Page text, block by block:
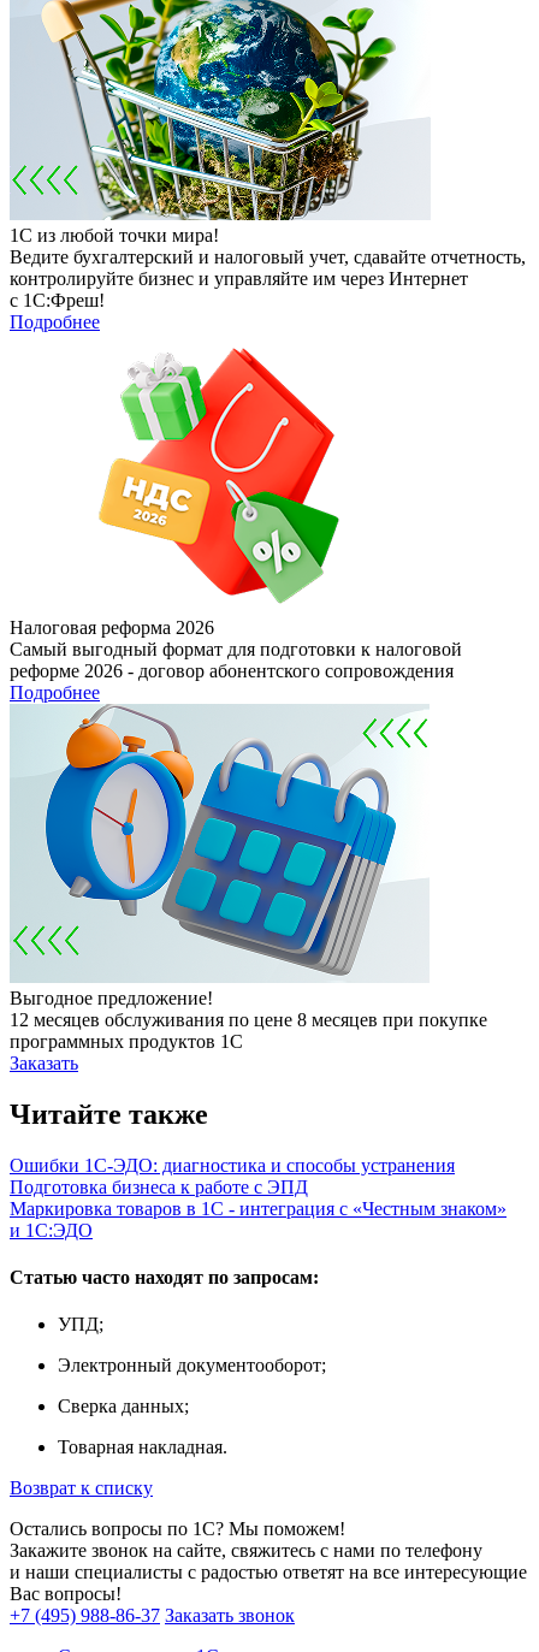
1С из любой точки мира!
Ведите бухгалтерский и налоговый учет, сдавайте отчетность,
контролируйте бизнес и управляйте им через Интернет
с 1С:Фреш!
Подробнее
Налоговая реформа 2026
Самый выгодный формат для подготовки к налоговой
реформе 2026 - договор абонентского сопровождения
Подробнее
Выгодное предложение!
12 месяцев обслуживания по цене 8 месяцев при покупке
программных продуктов 1С
Заказать
Читайте также
Ошибки 1С-ЭДО: диагностика и способы устранения
Подготовка бизнеса к работе с ЭПД
Маркировка товаров в 1С - интеграция с «Честным знаком»
и 1С:ЭДО
Статью часто находят по запросам:
УПД;
Электронный документооборот;
Сверка данных;
Товарная накладная.
Возврат к списку
Остались вопросы по 1С? Мы поможем!
Закажите звонок на сайте, свяжитесь с нами по телефону
и наши специалисты с радостью ответят на все интересующие
Вас вопросы!
+7 (495) 988-86-37 Заказать звонок